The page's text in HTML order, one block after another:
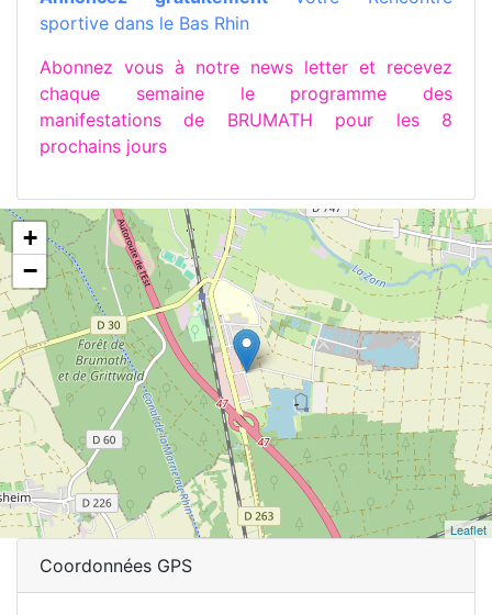
sportive dans le Bas Rhin
Abonnez vous à notre news letter et recevez
chaque semaine le programme des
manifestations de BRUMATH pour les 8
prochains jours
+
−
Leaflet
Coordonnées GPS